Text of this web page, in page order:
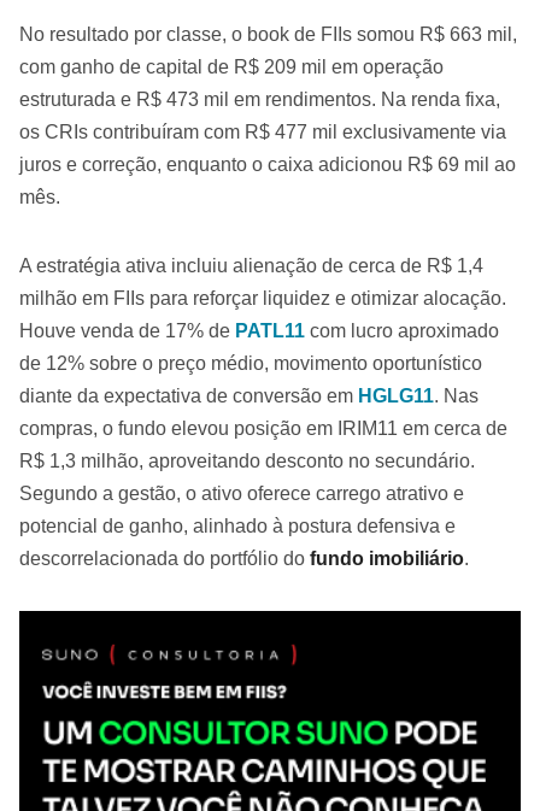
No resultado por classe, o book de FIIs somou R$ 663 mil,
com ganho de capital de R$ 209 mil em operação
estruturada e R$ 473 mil em rendimentos. Na renda fixa,
os CRIs contribuíram com R$ 477 mil exclusivamente via
juros e correção, enquanto o caixa adicionou R$ 69 mil ao
mês.
A estratégia ativa incluiu alienação de cerca de R$ 1,4
milhão em FIIs para reforçar liquidez e otimizar alocação.
Houve venda de 17% de PATL11 com lucro aproximado
de 12% sobre o preço médio, movimento oportunístico
diante da expectativa de conversão em HGLG11. Nas
compras, o fundo elevou posição em IRIM11 em cerca de
R$ 1,3 milhão, aproveitando desconto no secundário.
Segundo a gestão, o ativo oferece carrego atrativo e
potencial de ganho, alinhado à postura defensiva e
descorrelacionada do portfólio do fundo imobiliário.